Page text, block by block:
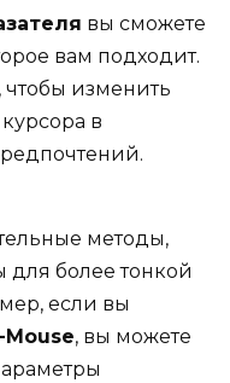
вы сможете
вам подходит.
изменить
в
методы,
для более тонкой
если вы
Mouse, вы можете